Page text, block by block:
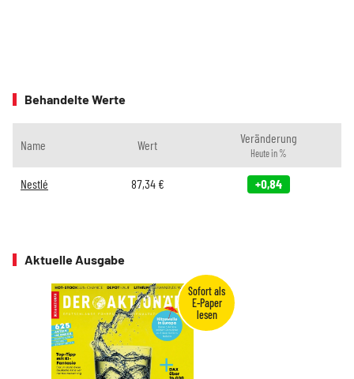
Behandelte Werte
Name Wert Veränderung
Heute in %
Nestlé 87,34€ +0,84
Aktuelle Ausgabe